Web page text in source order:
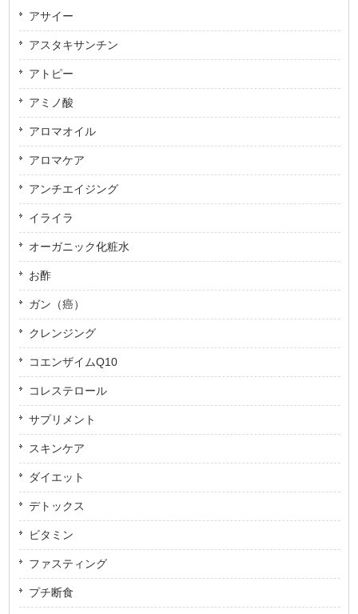
アサイー
アスタキサンチン
アトピー
アミノ酸
アロマオイル
アロマケア
アンチエイジング
イライラ
オーガニック化粧水
お酢
ガン（癌）
クレンジング
コエンザイムQ10
コレステロール
サプリメント
スキンケア
ダイエット
デトックス
ビタミン
ファスティング
プチ断食